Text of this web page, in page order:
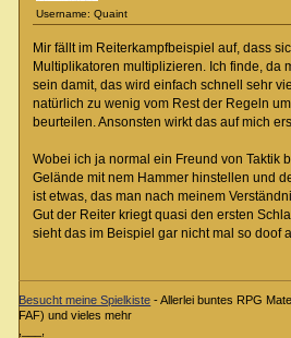
Username: Quaint
Mir fällt im Reiterkampfbeispiel auf, dass
Multiplikatoren multiplizieren. Ich finde, da
sein damit, das wird einfach schnell sehr
natürlich zu wenig vom Rest der Regeln
beurteilen. Ansonsten wirkt das auf mich
Wobei ich ja normal ein Freund von Taktik
Gelände mit nem Hammer hinstellen und
ist etwas, das man nach meinem
Gut der Reiter kriegt quasi den ersten
sieht das im Beispiel gar nicht mal so doof
Besucht meine Spielkiste - Allerlei buntes RPG
FAF) und vieles mehr